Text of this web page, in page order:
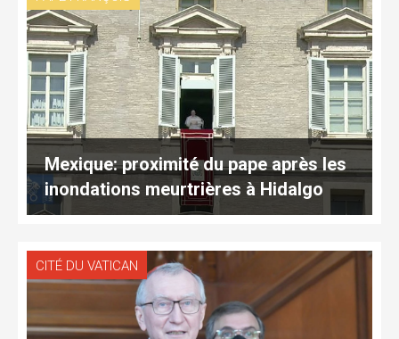
Mexique: proximité du pape après les
inondations meurtrières à Hidalgo
CITÉ DU VATICAN